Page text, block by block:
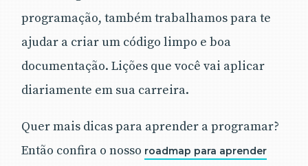
programação, também trabalhamos para te
ajudar a criar um código limpo e boa
documentação. Lições que você vai aplicar
diariamente em sua carreira.
Quer mais dicas para aprender a programar?
Então confira o nosso roadmap para aprender